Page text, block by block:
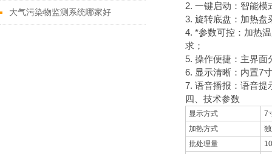
大气污染物监测系统哪家好
2. 一键启动：智能
3. 旋转底盘：加热盘
4. *参数可控：加热
求；
5. 操作便捷：主界面
6. 显示清晰：内置7
7. 语音播报：语音提
四、技术参数
显示方式
7
加热方式
批处理量